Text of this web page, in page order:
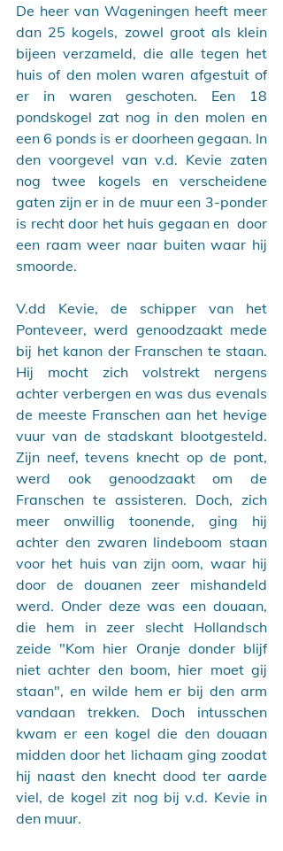
De heer van Wageningen heeft meer
dan 25 kogels, zowel groot als klein
bijeen verzameld, die alle tegen het
huis of den molen waren afgestuit of
er in waren geschoten. Een 18
pondskogel zat nog in den molen en
een 6 ponds is er doorheen gegaan. In
den voorgevel van v.d. Kevie zaten
nog twee kogels en verscheidene
gaten zijn er in de muur een 3-ponder
is recht door het huis gegaan en  door
een raam weer naar buiten waar hij
smoorde.
V.dd Kevie, de schipper van het
Ponteveer, werd genoodzaakt mede
bij het kanon der Franschen te staan.
Hij mocht zich volstrekt nergens
achter verbergen en was dus evenals
de meeste Franschen aan het hevige
vuur van de stadskant blootgesteld.
Zijn neef, tevens knecht op de pont,
werd ook genoodzaakt om de
Franschen te assisteren. Doch, zich
meer onwillig toonende, ging hij
achter den zwaren lindeboom staan
voor het huis van zijn oom, waar hij
door de douanen zeer mishandeld
werd. Onder deze was een douaan,
die hem in zeer slecht Hollandsch
zeide "Kom hier Oranje donder blijf
niet achter den boom, hier moet gij
staan", en wilde hem er bij den arm
vandaan trekken. Doch intusschen
kwam er een kogel die den douaan
midden door het lichaam ging zoodat
hij naast den knecht dood ter aarde
viel, de kogel zit nog bij v.d. Kevie in
den muur.